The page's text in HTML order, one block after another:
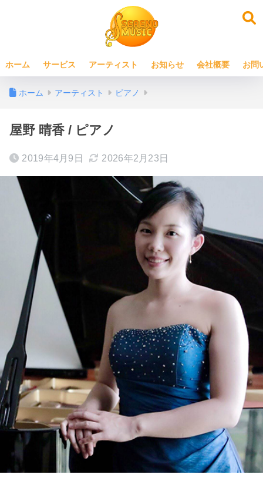
ホーム サービス アーティスト お知らせ 会社概要 お問
ホーム アーティスト ピアノ
屋野 晴香 / ピアノ
2019年4月9日 2026年2月23日